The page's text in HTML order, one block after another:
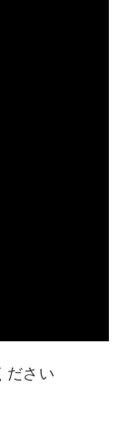
ださい